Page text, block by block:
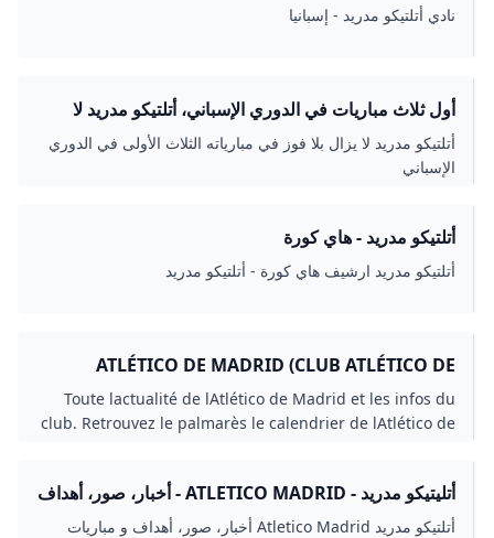
نادي أتلتيكو مدريد - إسبانيا
أول ثلاث مباريات في الدوري الإسباني، أتلتيكو مدريد لا
يزال بلا فوز - جازيتا إكسبريس
أتلتيكو مدريد لا يزال بلا فوز في مبارياته الثلاث الأولى في الدوري
الإسباني
أتلتيكو مدريد - هاي كورة
أتلتيكو مدريد ارشيف هاي كورة - أتلتيكو مدريد
ATLÉTICO DE MADRID (CLUB ATLÉTICO DE
MADRID)
Toute lactualité de lAtlético de Madrid et les infos du
club. Retrouvez le palmarès le calendrier de lAtlético de
أتليتيكو مدريد - ATLETICO MADRID - أخبار، صور، أهداف
و مباريات نادي أتليتيكو مدريد - ELBOTOLA - البطولة
أتلتيكو مدريد Atletico Madrid أخبار، صور، أهداف و مباريات